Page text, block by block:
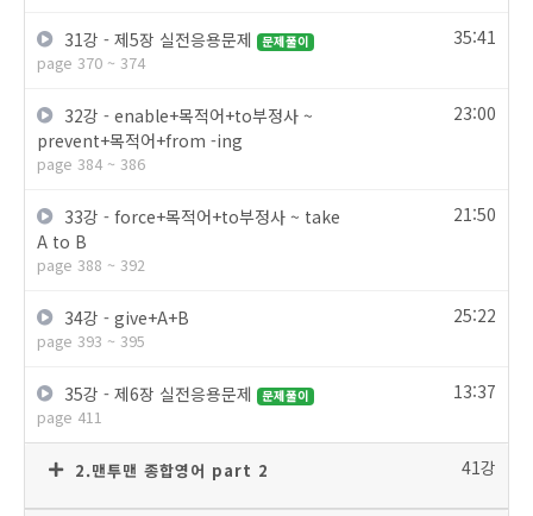
31강 - 제5장 실전응용문제 문제풀이 35:41
page 370 ~ 374
32강 - enable+목적어+to부정사 ~
prevent+목적어+from -ing
23:00
page 384 ~ 386
33강 - force+목적어+to부정사 ~ take
A to B
21:50
page 388 ~ 392
34강 - give+A+B 25:22
page 393 ~ 395
35강 - 제6장 실전응용문제 문제풀이 13:37
page 411
2.맨투맨 종합영어 part 2 41강